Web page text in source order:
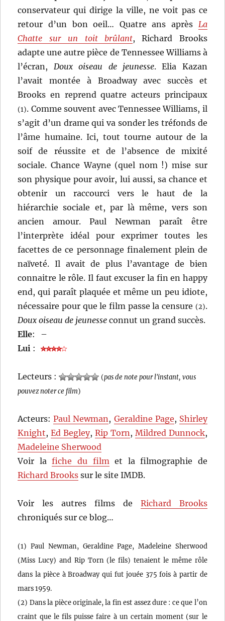
conservateur qui dirige la ville, ne voit pas ce
retour d’un bon oeil… Quatre ans après La
Chatte sur un toit brûlant, Richard Brooks
adapte une autre pièce de Tennessee Williams à
l’écran, Doux oiseau de jeunesse. Elia Kazan
l’avait montée à Broadway avec succès et
Brooks en reprend quatre acteurs principaux
(1). Comme souvent avec Tennessee Williams, il
s’agit d’un drame qui va sonder les tréfonds de
l’âme humaine. Ici, tout tourne autour de la
soif de réussite et de l’absence de mixité
sociale. Chance Wayne (quel nom !) mise sur
son physique pour avoir, lui aussi, sa chance et
obtenir un raccourci vers le haut de la
hiérarchie sociale et, par là même, vers son
ancien amour. Paul Newman paraît être
l’interprète idéal pour exprimer toutes les
facettes de ce personnage finalement plein de
naïveté. Il avait de plus l’avantage de bien
connaitre le rôle. Il faut excuser la fin en happy
end, qui paraît plaquée et même un peu idiote,
nécessaire pour que le film passe la censure (2).
Doux oiseau de jeunesse connut un grand succès.
Elle:
–
Lui :
Lecteurs : (pas de note pour l'instant, vous
pouvez noter ce film)
Acteurs:Paul Newman , Geraldine Page, Shirley
Knight,Ed Begley,Rip Torn , Mildred Dunnock,
Madeleine Sherwood
Voir lafiche du film et la filmographie de
Richard Brooks sur le site IMDB.
Voir les autres films de Richard Brooks
chroniqués sur ce blog…
(1) Paul Newman, Geraldine Page, Madeleine Sherwood
(Miss Lucy) and Rip Torn (le fils) tenaient le même rôle
dans la pièce à Broadway qui fut jouée 375 fois à partir de
mars 1959.
(2) Dans la pièce originale, la fin est assez dure : ce que l’on
craint que le fils puisse faire à un certain moment (sur le